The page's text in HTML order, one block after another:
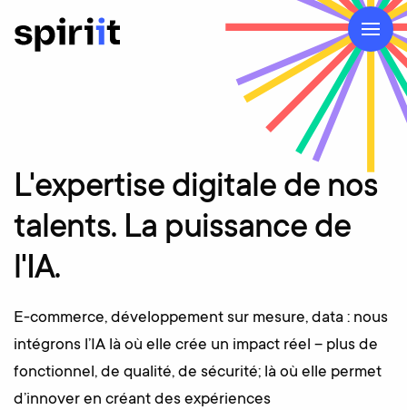
L'expertise digitale de nos
talents. La puissance de
l'IA.
E-commerce, développement sur mesure, data : nous
intégrons l’IA là où elle crée un impact réel – plus de
fonctionnel, de qualité, de sécurité; là où elle permet
d’innover en créant des expériences